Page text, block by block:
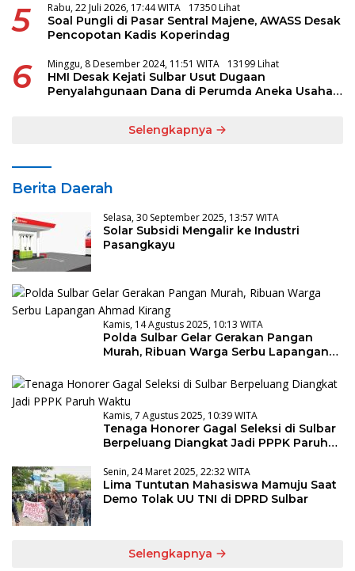
5 Rabu, 22 Juli 2026, 17:44 WITA 17350 Lihat
Soal Pungli di Pasar Sentral Majene, AWASS Desak
Pencopotan Kadis Koperindag
6 Minggu, 8 Desember 2024, 11:51 WITA 13199 Lihat
HMI Desak Kejati Sulbar Usut Dugaan
Penyalahgunaan Dana di Perumda Aneka Usaha
Selengkapnya
Berita Daerah
Selasa, 30 September 2025, 13:57 WITA
Solar Subsidi Mengalir ke Industri
Pasangkayu
Kamis, 14 Agustus 2025, 10:13 WITA
Polda Sulbar Gelar Gerakan Pangan
Murah, Ribuan Warga Serbu Lapangan
Kamis, 7 Agustus 2025, 10:39 WITA
Tenaga Honorer Gagal Seleksi di Sulbar
Berpeluang Diangkat Jadi PPPK Paruh
Senin, 24 Maret 2025, 22:32 WITA
Lima Tuntutan Mahasiswa Mamuju Saat
Demo Tolak UU TNI di DPRD Sulbar
Selengkapnya